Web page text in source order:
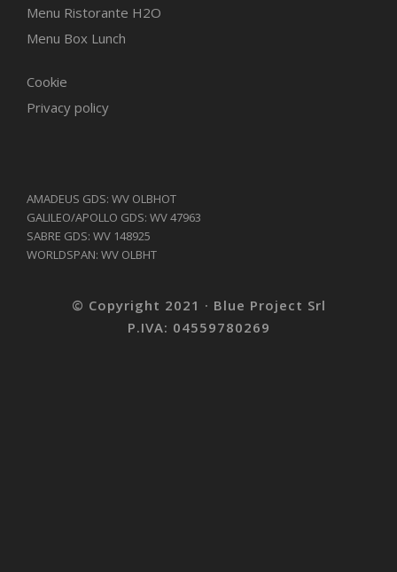
Menu Ristorante H2O
Menu Box Lunch
Cookie
Privacy policy
AMADEUS GDS: WV OLBHOT
GALILEO/APOLLO GDS: WV 47963
SABRE GDS: WV 148925
WORLDSPAN: WV OLBHT
© Copyright 2021 · Blue Project Srl
P.IVA: 04559780269